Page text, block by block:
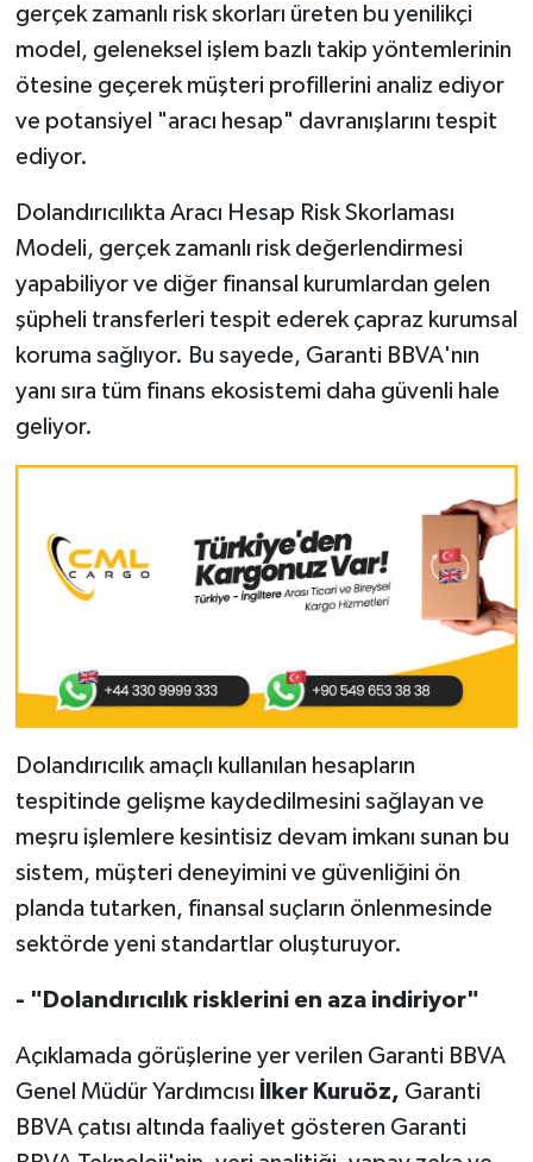
gerçek zamanlı risk skorları üreten bu yenilikçi
model, geleneksel işlem bazlı takip yöntemlerinin
ötesine geçerek müşteri profillerini analiz ediyor
ve potansiyel "aracı hesap" davranışlarını tespit
ediyor.
Dolandırıcılıkta Aracı Hesap Risk Skorlaması
Modeli, gerçek zamanlı risk değerlendirmesi
yapabiliyor ve diğer finansal kurumlardan gelen
şüpheli transferleri tespit ederek çapraz kurumsal
koruma sağlıyor. Bu sayede, Garanti BBVA'nın
yanı sıra tüm finans ekosistemi daha güvenli hale
geliyor.
Dolandırıcılık amaçlı kullanılan hesapların
tespitinde gelişme kaydedilmesini sağlayan ve
meşru işlemlere kesintisiz devam imkanı sunan bu
sistem, müşteri deneyimini ve güvenliğini ön
planda tutarken, finansal suçların önlenmesinde
sektörde yeni standartlar oluşturuyor.
- "Dolandırıcılık risklerini en aza indiriyor"
Açıklamada görüşlerine yer verilen Garanti BBVA
Genel Müdür Yardımcısı
İlker Kuruöz, Garanti
BBVA çatısı altında faaliyet gösteren Garanti